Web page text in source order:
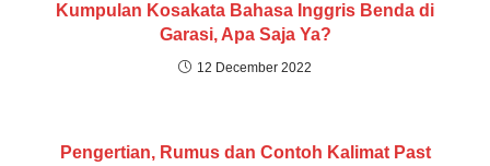
Kumpulan Kosakata Bahasa Inggris Benda di
Garasi, Apa Saja Ya?
12 December 2022
Pengertian, Rumus dan Contoh Kalimat Past